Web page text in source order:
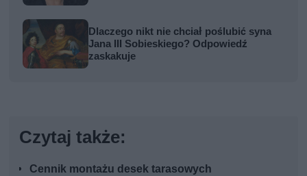
Dlaczego nikt nie chciał poślubić syna
Jana III Sobieskiego? Odpowiedź
zaskakuje
Czytaj także:
Cennik montażu desek tarasowych